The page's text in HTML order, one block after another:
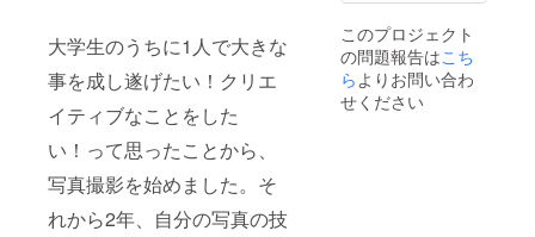
大学生のうちに1人で大きな
事を成し遂げたい！クリエ
イティブなことをした
い！って思ったことから、
写真撮影を始めました。そ
れから2年、自分の写真の技
このプロジェクト
の問題報告はこち
らよりお問い合わ
せください